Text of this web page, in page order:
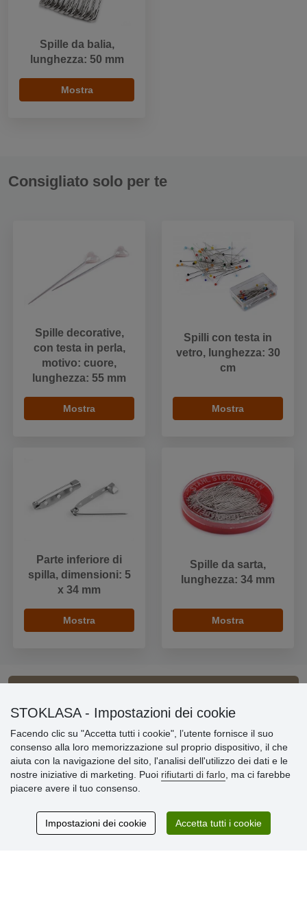
Spille da balia,
lunghezza: 50 mm
Mostra
Consigliato solo per te
Spille decorative,
con testa in perla,
motivo: cuore,
lunghezza: 55 mm
Mostra
Spilli con testa in
vetro, lunghezza: 30
cm
Mostra
Parte inferiore di
spilla, dimensioni: 5
x 34 mm
Mostra
Spille da sarta,
lunghezza: 34 mm
Mostra
Informazioni importanti
» Impostazioni dei cookie
» Termini & Condizioni
» Informativa sulla Privacy
» Consegna e pagamento
» Garanzia e resi
STOKLASA - Impostazioni dei cookie
Facendo clic su "Accetta tutti i cookie", l’utente fornisce il suo
consenso alla loro memorizzazione sul proprio dispositivo, il che
aiuta con la navigazione del sito, l'analisi dell'utilizzo dei dati e le
nostre iniziative di marketing. Puoi rifiutarti di farlo , ma ci farebbe
piacere avere il tuo consenso.
Impostazioni dei cookie Accetta tutti i cookie